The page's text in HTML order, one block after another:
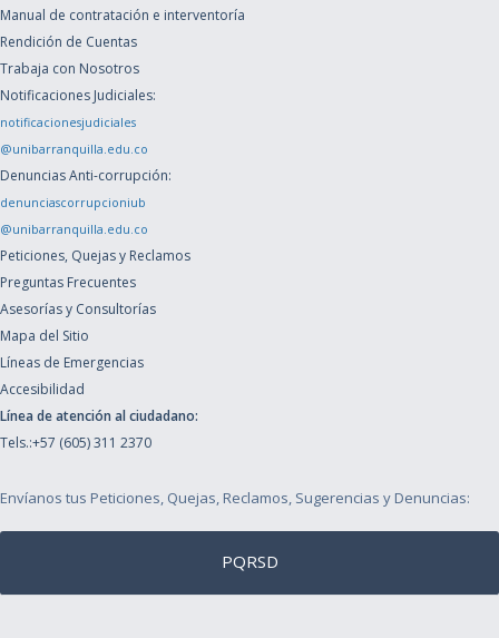
Manual de contratación e interventoría
Rendición de Cuentas
Trabaja con Nosotros
Notificaciones Judiciales:
notificacionesjudiciales
@unibarranquilla.edu.co
Denuncias Anti-corrupción:
denunciascorrupcioniub
@unibarranquilla.edu.co
Peticiones, Quejas y Reclamos
Preguntas Frecuentes
Asesorías y Consultorías
Mapa del Sitio
Líneas de Emergencias
Accesibilidad
Línea de atención al ciudadano:
Tels.:+57 (605) 311 2370
Envíanos tus Peticiones, Quejas, Reclamos, Sugerencias y Denuncias:
PQRSD